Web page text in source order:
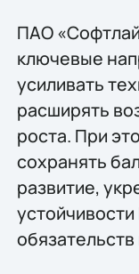
ПАО
ключевые
усиливать
расширять
роста. При
сохранять
развитие,